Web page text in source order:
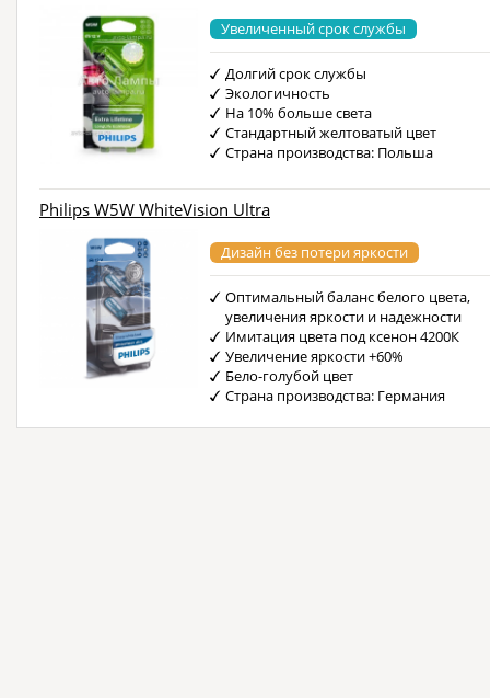
Увеличенный срок службы
Долгий срок службы
Экологичность
На 10% больше света
Стандартный желтоватый цвет
Страна производства: Польша
Philips W5W WhiteVision Ultra
Дизайн без потери яркости
Оптимальный баланс белого цвета,
увеличения яркости и надежности
Имитация цвета под ксенон 4200К
Увеличение яркости +60%
Бело-голубой цвет
Страна производства: Германия